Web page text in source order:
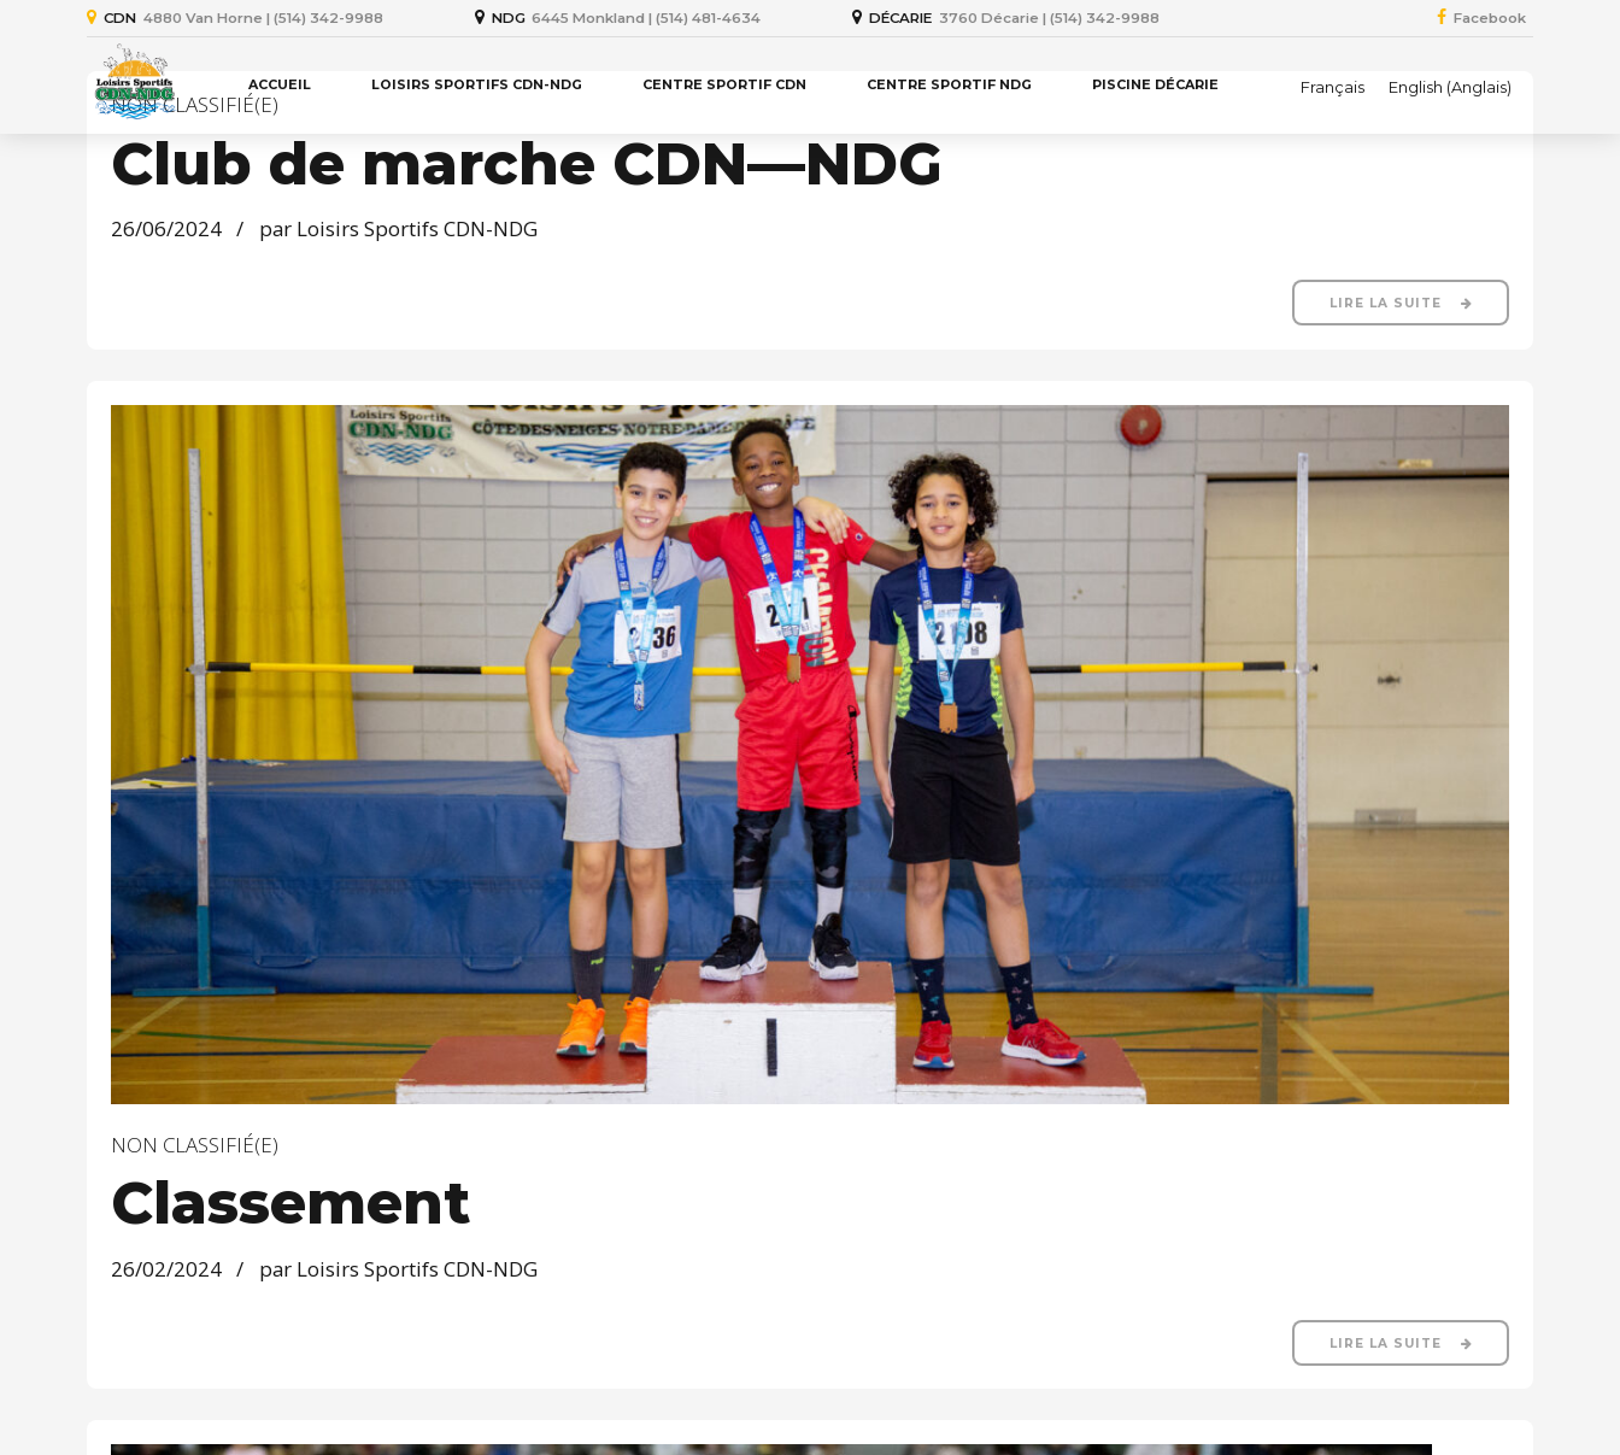
CDN 4880 Van Horne | (514) 342-9988 NDG 6445 Monkland | (514) 481-4634 DÉCARIE 3760 Décarie | (514) 342-9988 Facebook
Français English (Anglais)
ACCUEIL LOISIRS SPORTIFS CDN-NDG CENTRE SPORTIF CDN CENTRE SPORTIF NDG PISCINE DÉCARIE
NON CLASSIFIÉ(E)
Club de marche CDN—NDG
26/06/2024 par Loisirs Sportifs CDN-NDG
LIRE LA SUITE
NON CLASSIFIÉ(E)
Classement
26/02/2024 par Loisirs Sportifs CDN-NDG
LIRE LA SUITE